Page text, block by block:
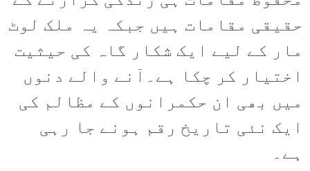
حقیقی مقامات ہیں جبکہ یہ ملک لوٹ
مار کے لیے ایک شکار گاہ کی حیثیت
اختیار کر چکا ہے۔آنے والے دنوں
میں بھی ان حکمرانوں کے مظالم کی
ایک نئی تاریخ رقم ہونے جا رہی
ہے۔